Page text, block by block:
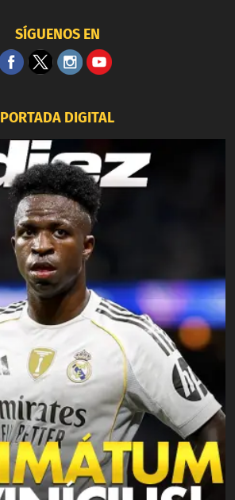
SÍGUENOS EN
PORTADA DIGITAL